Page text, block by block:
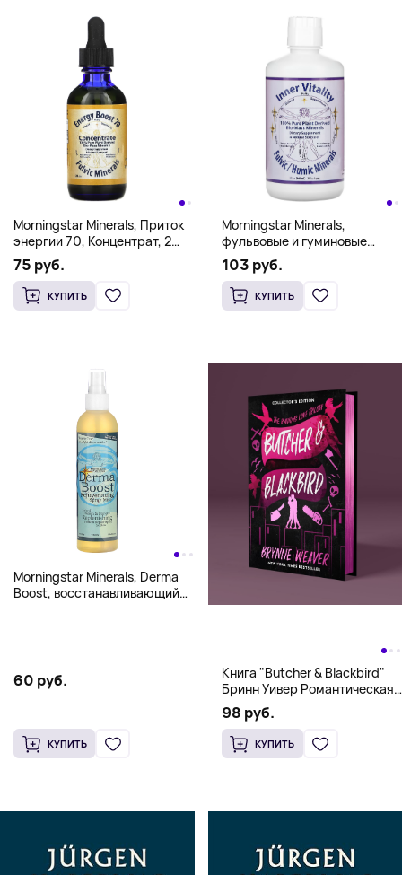
Morningstar Minerals, Приток
энергии 70, Концентрат, 2
унции
75 руб.
КУПИТЬ
Morningstar Minerals,
фульвовые и гуминовые
минералы, энергичность,
946 мл (32 унции)
103 руб.
КУПИТЬ
Morningstar Minerals, Derma
Boost, восстанавливающий
60 руб.
КУПИТЬ
Книга "Butcher & Blackbird"
Бринн Уивер Романтическая
комедия о серийных убийцах
(18+)
98 руб.
КУПИТЬ